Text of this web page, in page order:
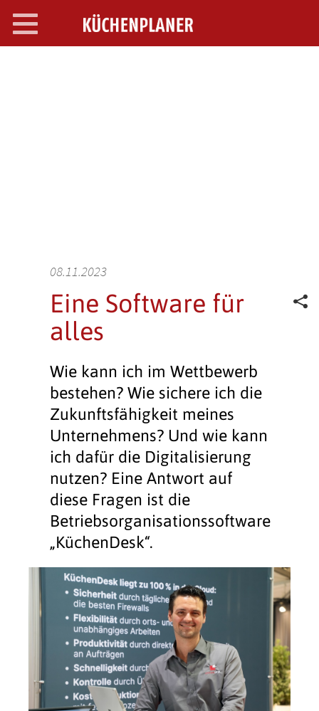
Toggle
navigation
08.11.2023
Eine Software für
alles
Wie kann ich im Wettbewerb
bestehen? Wie sichere ich die
Zukunftsfähigkeit meines
Unternehmens? Und wie kann
ich dafür die Digitalisierung
nutzen? Eine Antwort auf
diese Fragen ist die
Betriebsorganisationssoftware
„KüchenDesk“.